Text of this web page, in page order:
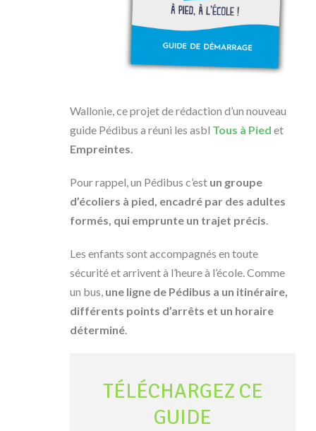
Wallonie, ce projet de rédaction d’un nouveau
guide Pédibus a réuni les asbl Tous à Pied et
Empreintes.
Pour rappel, un Pédibus c’est un groupe
d’écoliers à pied, encadré par des adultes
formés, qui emprunte un trajet précis.
Les enfants sont accompagnés en toute
sécurité et arrivent à l’heure à l’école. Comme
un bus, une ligne de Pédibus a un itinéraire,
différents points d’arrêts et un horaire
déterminé.
TÉLÉCHARGEZ CE
GUIDE